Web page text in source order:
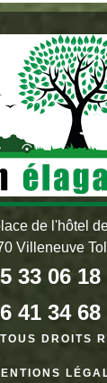
de l'hôtel
Villeneuve
33 06 18
41 34 68
DROITS